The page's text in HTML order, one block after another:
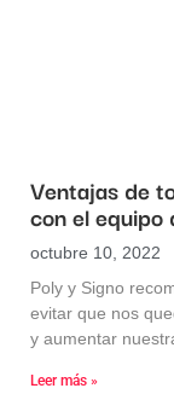
Ventajas de
con el equipo
octubre 10, 2022
Poly y Signo
evitar que nos
y aumentar
Leer más »